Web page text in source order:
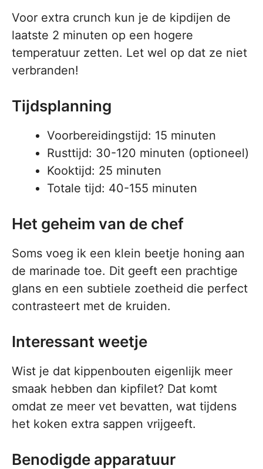
Voor extra crunch kun je de kipdijen de
laatste 2 minuten op een hogere
temperatuur zetten. Let wel op dat ze niet
verbranden!
Tijdsplanning
Voorbereidingstijd: 15 minuten
Rusttijd: 30-120 minuten (optioneel)
Kooktijd: 25 minuten
Totale tijd: 40-155 minuten
Het geheim van de chef
Soms voeg ik een klein beetje honing aan
de marinade toe. Dit geeft een prachtige
glans en een subtiele zoetheid die perfect
contrasteert met de kruiden.
Interessant weetje
Wist je dat kippenbouten eigenlijk meer
smaak hebben dan kipfilet? Dat komt
omdat ze meer vet bevatten, wat tijdens
het koken extra sappen vrijgeeft.
Benodigde apparatuur